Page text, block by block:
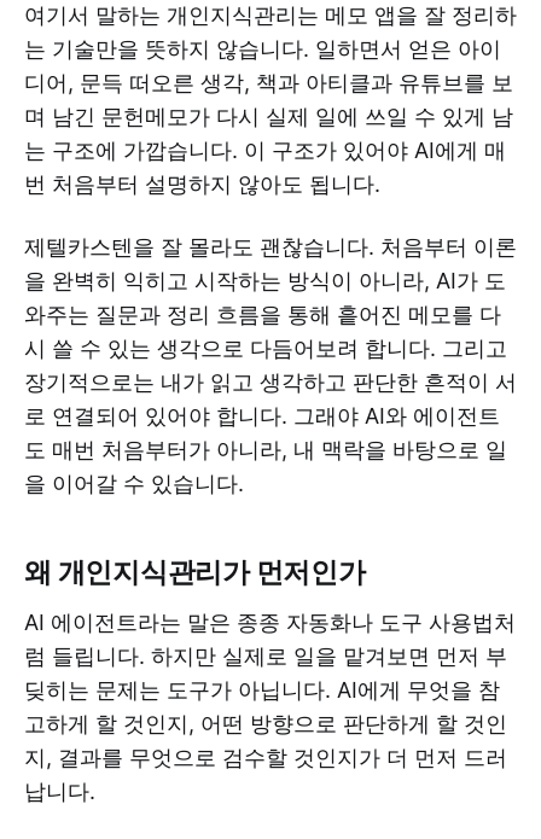
여기서 말하는 개인지식관리는 메모 앱을 잘 정리하
는 기술만을 뜻하지 않습니다. 일하면서 얻은 아이
디어, 문득 떠오른 생각, 책과 아티클과 유튜브를 보
며 남긴 문헌메모가 다시 실제 일에 쓰일 수 있게 남
는 구조에 가깝습니다. 이 구조가 있어야 AI에게 매
번 처음부터 설명하지 않아도 됩니다.
제텔카스텐을 잘 몰라도 괜찮습니다. 처음부터 이론
을 완벽히 익히고 시작하는 방식이 아니라, AI가 도
와주는 질문과 정리 흐름을 통해 흩어진 메모를 다
시 쓸 수 있는 생각으로 다듬어보려 합니다. 그리고
장기적으로는 내가 읽고 생각하고 판단한 흔적이 서
로 연결되어 있어야 합니다. 그래야 AI와 에이전트
도 매번 처음부터가 아니라, 내 맥락을 바탕으로 일
을 이어갈 수 있습니다.
왜 개인지식관리가 먼저인가
AI 에이전트라는 말은 종종 자동화나 도구 사용법처
럼 들립니다. 하지만 실제로 일을 맡겨보면 먼저 부
딪히는 문제는 도구가 아닙니다. AI에게 무엇을 참
고하게 할 것인지, 어떤 방향으로 판단하게 할 것인
지, 결과를 무엇으로 검수할 것인지가 더 먼저 드러
납니다.